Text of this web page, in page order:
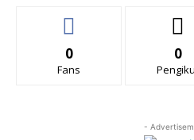
0
Fans
0
-